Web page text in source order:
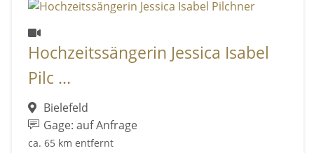
Hochzeitssängerin Jessica Isabel
Pilc ...
Bielefeld
Gage: auf Anfrage
ca. 65 km entfernt